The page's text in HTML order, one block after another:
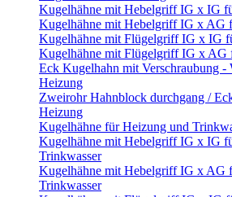
Kugelhähne mit Hebelgriff IG x IG
Kugelhähne mit Hebelgriff IG x AG
Kugelhähne mit Flügelgriff IG x IG
Kugelhähne mit Flügelgriff IG x AG
Eck Kugelhahn mit Verschraubung
Heizung
Zweirohr Hahnblock durchgang /
Heizung
Kugelhähne für Heizung und
Kugelhähne mit Hebelgriff IG x IG
Trinkwasser
Kugelhähne mit Hebelgriff IG x AG
Trinkwasser